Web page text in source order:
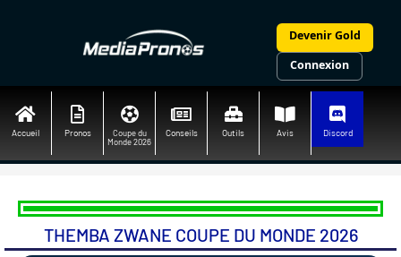
Devenir Gold
Connexion
Accueil Pronos
Coupe du
Monde 2026
Conseils Outils Avis Discord
THEMBA ZWANE COUPE DU MONDE 2026